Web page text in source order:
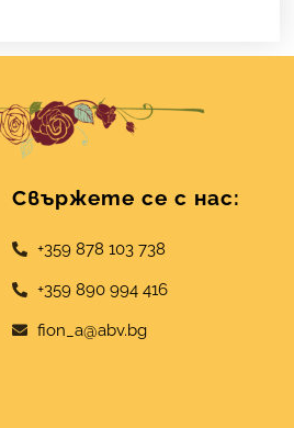
Свържете се с нас:
+359 878 103 738
+359 890 994 416
fion_a@abv.bg